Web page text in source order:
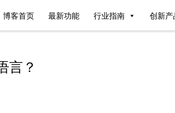
博客首页 最新功能 行业指南 创新产
言？